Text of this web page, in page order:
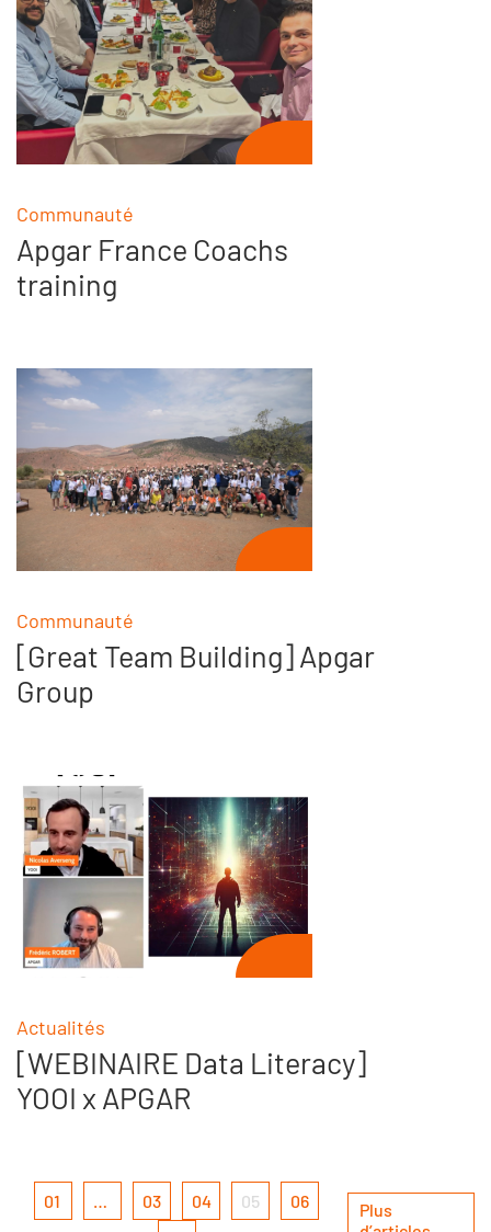
Communauté
Apgar France Coachs
training
Communauté
[Great Team Building] Apgar
Group
Actualités
[WEBINAIRE Data Literacy]
YOOI x APGAR
01 … 03 04 05
06
Plus